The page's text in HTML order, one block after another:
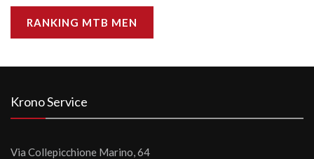
RANKING MTB MEN
Krono Service
Via Collepicchione Marino, 64